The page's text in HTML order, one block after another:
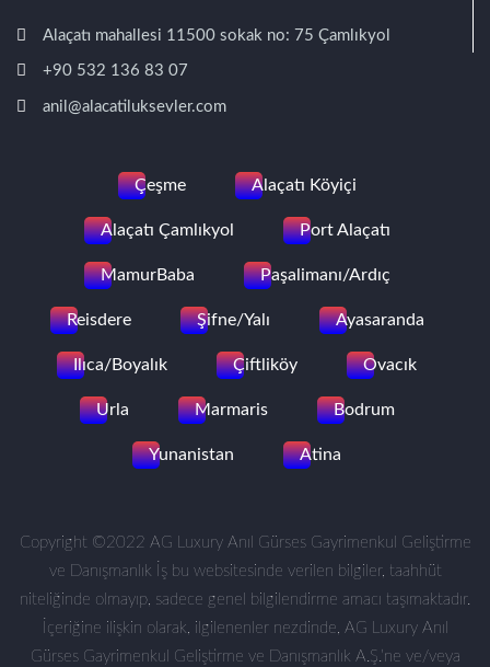
Alaçatı mahallesi 11500 sokak no: 75 Çamlıkyol
+90 532 136 83 07
anil@alacatiluksevler.com
Çeşme Alaçatı Köyiçi
Alaçatı Çamlıkyol Port Alaçatı
MamurBaba Paşalimanı/Ardıç
Reisdere Şifne/Yalı Ayasaranda
Ilıca/Boyalık Çiftliköy Ovacık
Urla Marmaris Bodrum
Yunanistan Atina
Copyright ©2022 AG Luxury Anıl Gürses Gayrimenkul Geliştirme
ve Danışmanlık İş bu websitesinde verilen bilgiler, taahhüt
niteliğinde olmayıp, sadece genel bilgilendirme amacı taşımaktadır.
İçeriğine ilişkin olarak, ilgilenenler nezdinde, AG Luxury Anıl
Gürses Gayrimenkul Geliştirme ve Danışmanlık A.Ş.’ne ve/veya